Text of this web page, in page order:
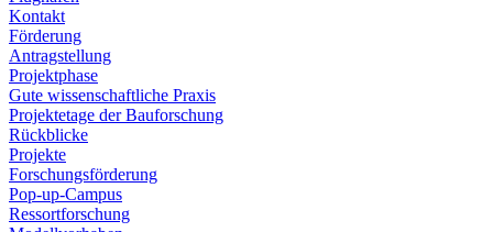
Kontakt
Förderung
Antragstellung
Projektphase
Gute wissenschaftliche Praxis
Projektetage der Bauforschung
Rückblicke
Projekte
Forschungsförderung
Pop-up-Campus
Ressortforschung